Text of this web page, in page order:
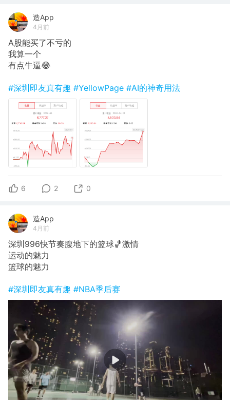
造App
4月前
A股能买了不亏的
我算一个
有点牛逼😂
#深圳即友真有趣 #YellowPage #AI的神奇用法
6 2 0
造App
4月前
深圳996快节奏腹地下的篮球🏀激情
运动的魅力
篮球的魅力
#深圳即友真有趣 #NBA季后赛